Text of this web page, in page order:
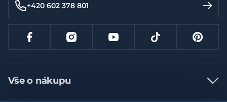
+420 602 378 801
Vše o nákupu